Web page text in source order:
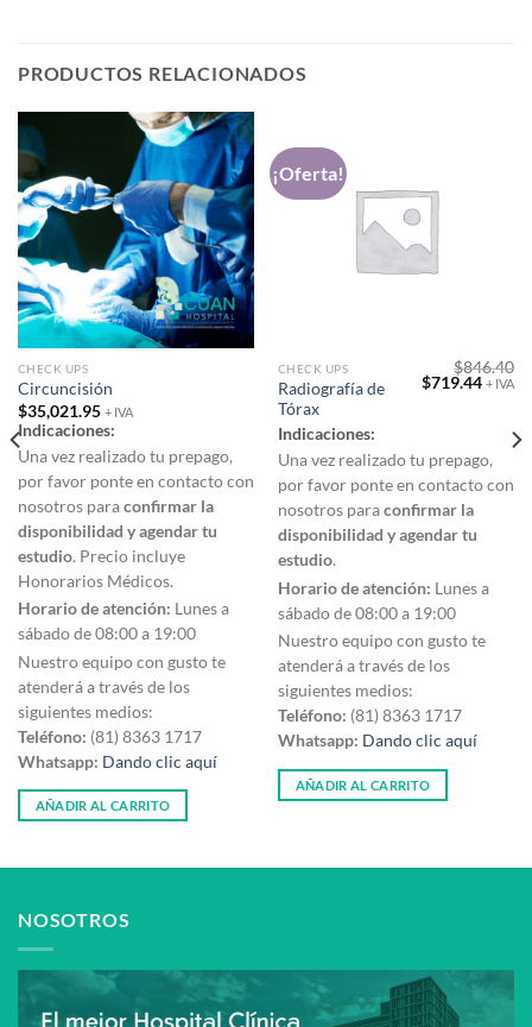
PRODUCTOS RELACIONADOS
CHECK UPS
Circuncisión
$35,021.95 + IVA
Indicaciones:
Una vez realizado tu prepago,
por favor ponte en contacto con
nosotros paraconfirmar la
disponibilidad y agendar tu
estudio. Precio incluye
Honorarios Médicos.
Horario de atención: Lunes a
sábado de 08:00 a 19:00
Nuestro equipo con gusto te
atenderá a través de los
siguientes medios:
Teléfono: (81) 8363 1717
Whatsapp: Dando clic aquí
AÑADIR AL CARRITO
¡Oferta!
CHECK UPS
Radiografía de
Tórax
$846.40
Original
$719.44 + IVA
Indicaciones:
Una vez realizado tu prepago,
por favor ponte en contacto con
nosotros paraconfirmar la
disponibilidad y agendar tu
estudio.
Horario de atención: Lunes a
sábado de 08:00 a 19:00
Nuestro equipo con gusto te
atenderá a través de los
siguientes medios:
Teléfono: (81) 8363 1717
Whatsapp: Dando clic aquí
AÑADIR AL CARRITO
NOSOTROS